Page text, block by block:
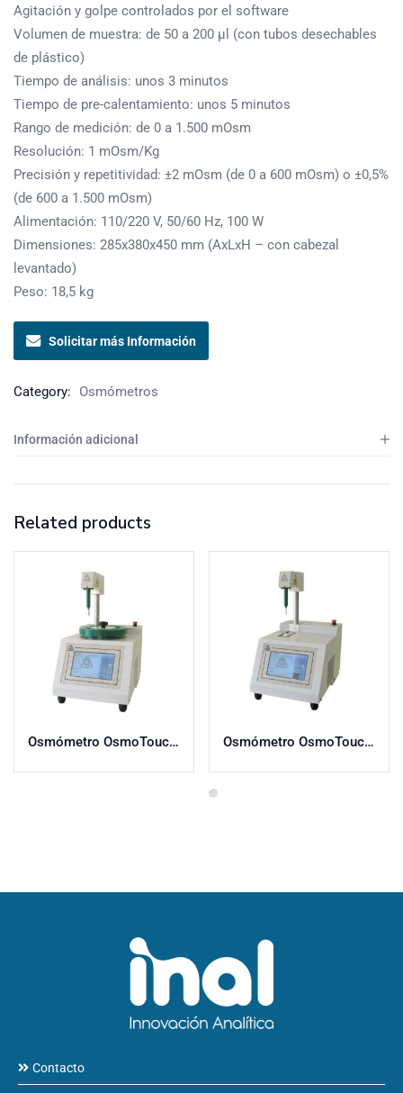
Agitación y golpe controlados por el software
Volumen de muestra: de 50 a 200 µl (con tubos desechables
de plástico)
Tiempo de análisis: unos 3 minutos
Tiempo de pre-calentamiento: unos 5 minutos
Rango de medición: de 0 a 1.500 mOsm
Resolución: 1 mOsm/Kg
Precisión y repetitividad: ±2 mOsm (de 0 a 600 mOsm) o ±0,5%
(de 600 a 1.500 mOsm)
Alimentación: 110/220 V, 50/60 Hz, 100 W
Dimensiones: 285x380x450 mm (AxLxH – con cabezal
levantado)
Peso: 18,5 kg
Solicitar más Información
Category: Osmómetros
Información adicional
Related products
Osmómetro OsmoTouch 20 con carrusel para 20 muestras Osmómetro OsmoTouch 1 para muestra individual
Contacto